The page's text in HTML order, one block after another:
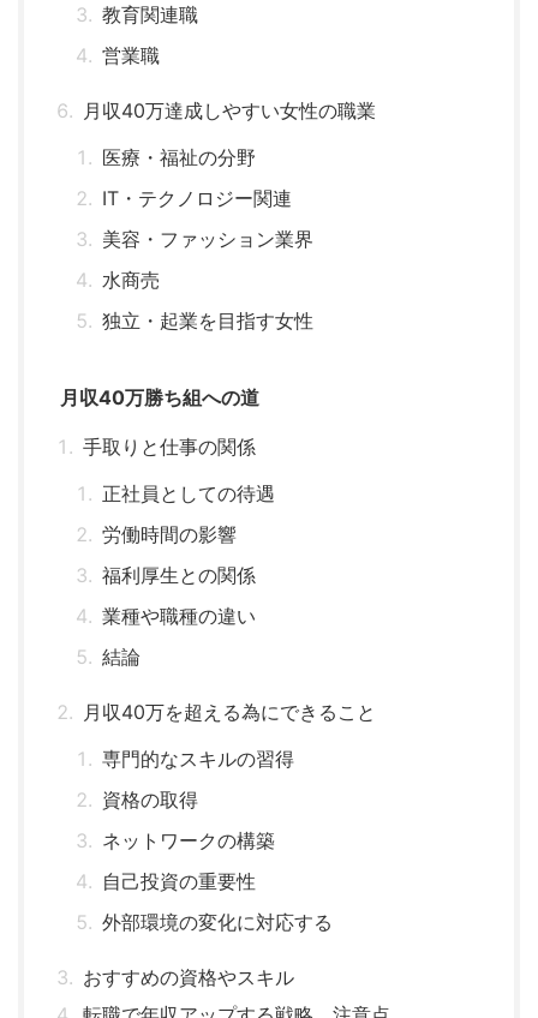
教育関連職
営業職
月収40万達成しやすい女性の職業
医療・福祉の分野
IT・テクノロジー関連
美容・ファッション業界
水商売
独立・起業を目指す女性
月収40万勝ち組への道
手取りと仕事の関係
正社員としての待遇
労働時間の影響
福利厚生との関係
業種や職種の違い
結論
月収40万を超える為にできること
専門的なスキルの習得
資格の取得
ネットワークの構築
自己投資の重要性
外部環境の変化に対応する
おすすめの資格やスキル